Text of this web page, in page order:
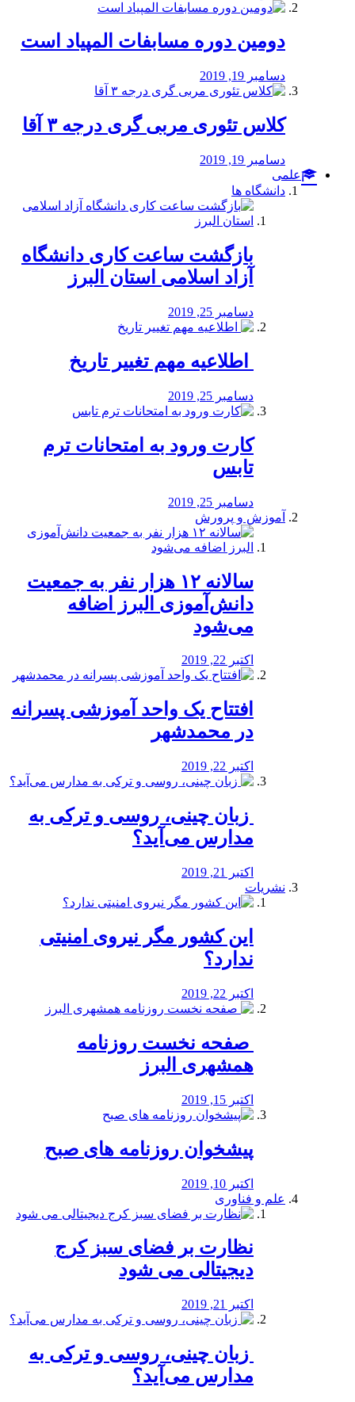
دومین دوره مسابفات المپیاد است
دسامبر 19, 2019
کلاس تئوری مربی گری درجه ۳ آقا
دسامبر 19, 2019
علمی
دانشگاه ها
بازگشت ساعت کاری دانشگاه
آزاد اسلامی استان البرز
دسامبر 25, 2019
️ اطلاعیه مهم تغییر تاریخ
دسامبر 25, 2019
کارت ورود به امتحانات ترم
تابس
دسامبر 25, 2019
آموزش و پرورش
️سالانه ۱۲ هزار نفر به جمعیت
دانش‌آموزی البرز اضافه
می‌شود
اکتبر 22, 2019
افتتاح یک واحد آموزشی پسرانه
در محمدشهر
اکتبر 22, 2019
️ زبان چینی، روسی و ترکی به
مدارس می‌آید؟
اکتبر 21, 2019
نشریات
این کشور مگر نیروی امنیتی
ندارد؟
اکتبر 22, 2019
️ صفحه نخست روزنامه‌
همشهری البرز
اکتبر 15, 2019
پیشخوان روزنامه های صبح
اکتبر 10, 2019
علم و فناوری
نظارت بر فضای سبز کرج
دیجیتالی می شود
اکتبر 21, 2019
️ زبان چینی، روسی و ترکی به
مدارس می‌آید؟